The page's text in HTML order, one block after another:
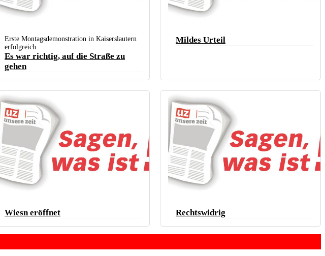
Erste Montagsdemonstration in Kaiserslautern
erfolgreich
Es war richtig, auf die Straße zu
gehen
Mildes Urteil
Wiesn eröffnet Rechtswidrig